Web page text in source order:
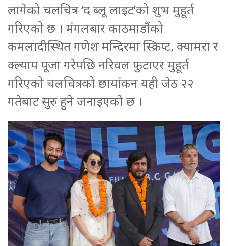
लागेको चलचित्र ‘द ब्लू लाइट’को शुभ मुहूर्त
गरिएको छ । मंगलबार काठमाडौंको
कमलादीस्थित गणेश मन्दिरमा स्क्रिप्ट, क्यामरा र
क्ल्याप पूजा गरेपछि नरिवल फुटाएर मुहूर्त
गरिएको चलचित्रको छायांकन यही जेठ २२
गतेबाट सुरु हुने जनाइएको छ ।